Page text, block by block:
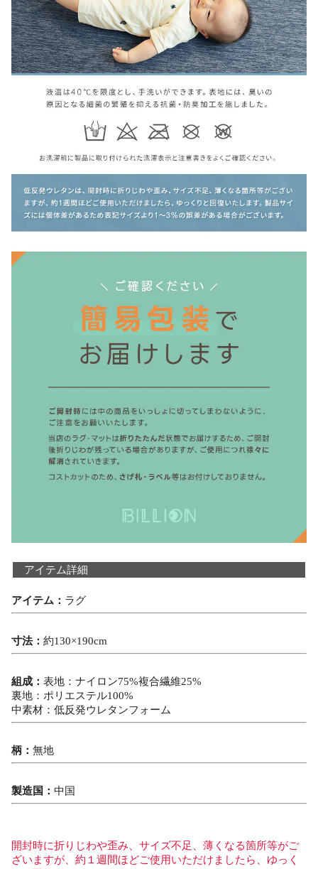
アイテム詳細
アイテム： ラグ
寸法： 約130×190cm
組成： 表地：ナイロン75%複合繊維25%
裏地：ポリエステル100%
中素材：低反発ウレタンフォーム
柄： 無地
製造国： 中国
開封時に折りじわや歪み、サイズ不足、薄くなる箇所等がご
ざいますが、約１週間ほどご使用いただけましたら、ゆっく